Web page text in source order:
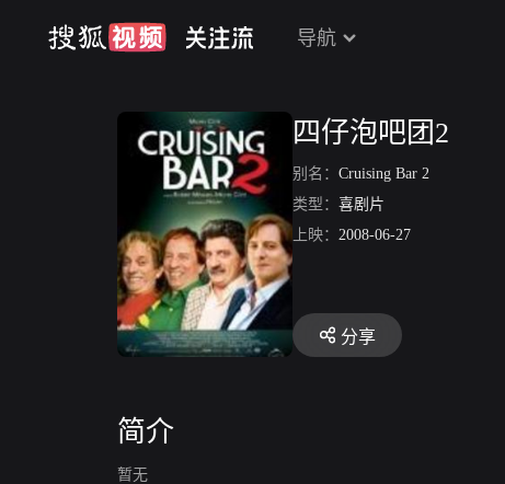
导航
四仔泡吧团2
别名： Cruising Bar 2
类型： 喜剧片
上映： 2008-06-27
分享
简介
暂无